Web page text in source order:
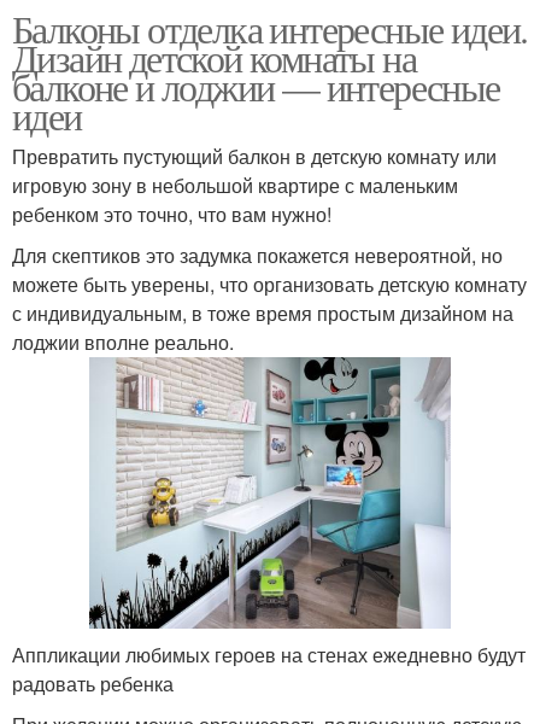
Балконы отделка интересные идеи.
Дизайн детской комнаты на
балконе и лоджии — интересные
идеи
Превратить пустующий балкон в детскую комнату или
игровую зону в небольшой квартире с маленьким
ребенком это точно, что вам нужно!
Для скептиков это задумка покажется невероятной, но
можете быть уверены, что организовать детскую комнату
с индивидуальным, в тоже время простым дизайном на
лоджии вполне реально.
Аппликации любимых героев на стенах ежедневно будут
радовать ребенка